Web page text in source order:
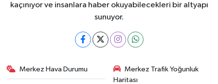
kaçınıyor ve insanlara haber okuyabilecekleri bir altyapı
sunuyor.
Merkez Hava Durumu
Merkez Trafik Yoğunluk
Haritası